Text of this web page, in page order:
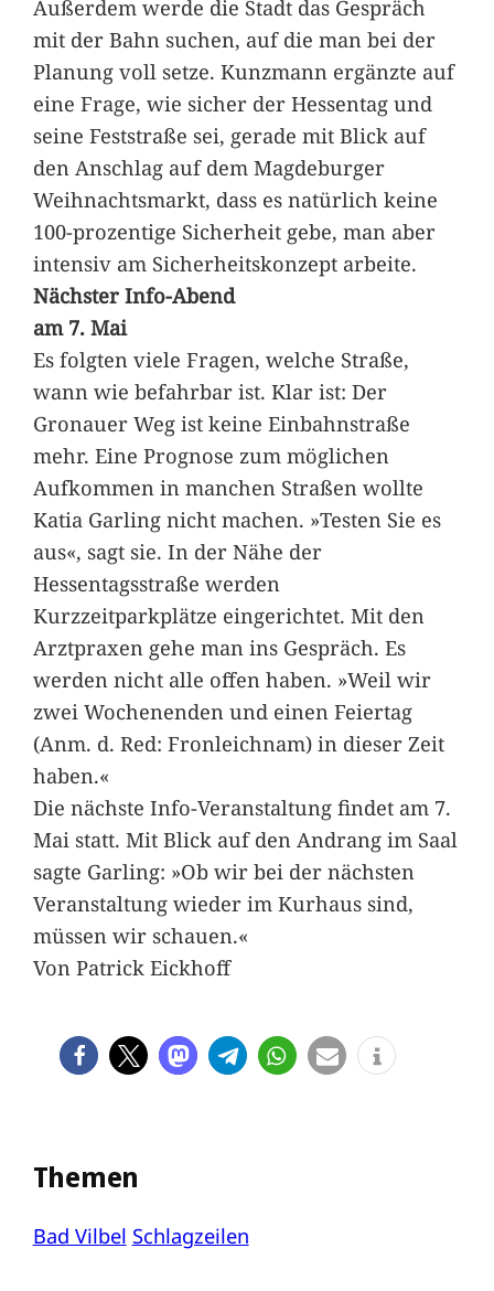
Außerdem werde die Stadt das Gespräch
mit der Bahn suchen, auf die man bei der
Planung voll setze. Kunzmann ergänzte auf
eine Frage, wie sicher der Hessentag und
seine Feststraße sei, gerade mit Blick auf
den Anschlag auf dem Magdeburger
Weihnachtsmarkt, dass es natürlich keine
100-prozentige Sicherheit gebe, man aber
intensiv am Sicherheitskonzept arbeite.
Nächster Info-Abend
am 7. Mai
Es folgten viele Fragen, welche Straße,
wann wie befahrbar ist. Klar ist: Der
Gronauer Weg ist keine Einbahnstraße
mehr. Eine Prognose zum möglichen
Aufkommen in manchen Straßen wollte
Katia Garling nicht machen. »Testen Sie es
aus«, sagt sie. In der Nähe der
Hessentagsstraße werden
Kurzzeitparkplätze eingerichtet. Mit den
Arztpraxen gehe man ins Gespräch. Es
werden nicht alle offen haben. »Weil wir
zwei Wochenenden und einen Feiertag
(Anm. d. Red: Fronleichnam) in dieser Zeit
haben.«
Die nächste Info-Veranstaltung findet am 7.
Mai statt. Mit Blick auf den Andrang im Saal
sagte Garling: »Ob wir bei der nächsten
Veranstaltung wieder im Kurhaus sind,
müssen wir schauen.«
Von Patrick Eickhoff
Themen
Bad Vilbel Schlagzeilen